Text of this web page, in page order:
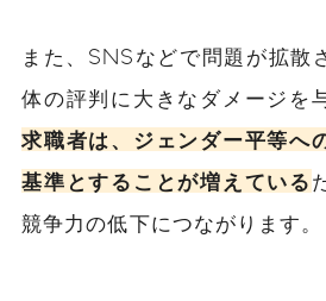
また、SNSなどで問題が拡散
体の評判に大きなダメージを
求職者は、ジェンダー平等へ
基準とすることが増えている
競争力の低下につながります。